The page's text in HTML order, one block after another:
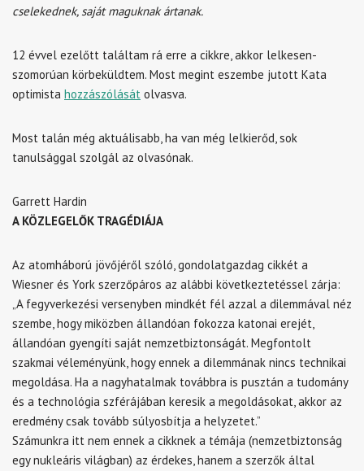
cselekednek, saját maguknak ártanak.
12 évvel ezelőtt találtam rá erre a cikkre, akkor lelkesen-
szomorúan körbeküldtem. Most megint eszembe jutott Kata
optimista hozzászólását olvasva.
Most talán még aktuálisabb, ha van még lelkierőd, sok
tanulsággal szolgál az olvasónak.
Garrett Hardin
A KÖZLEGELŐK TRAGÉDIÁJA
Az atomháború jövőjéről szóló, gondolatgazdag cikkét a
Wiesner és York szerzőpáros az alábbi következtetéssel zárja:
„A fegyverkezési versenyben mindkét fél azzal a dilemmával néz
szembe, hogy miközben állandóan fokozza katonai erejét,
állandóan gyengíti saját nemzetbiztonságát. Megfontolt
szakmai véleményünk, hogy ennek a dilemmának nincs technikai
megoldása. Ha a nagyhatalmak továbbra is pusztán a tudomány
és a technológia szférájában keresik a megoldásokat, akkor az
eredmény csak tovább súlyosbítja a helyzetet.”
Számunkra itt nem ennek a cikknek a témája (nemzetbiztonság
egy nukleáris világban) az érdekes, hanem a szerzők által